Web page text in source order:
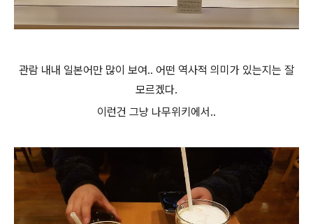
관람 내내 일본어만 많이 보여.. 어떤 역사적 의미가 있는지는 잘
모르겠다.
이런건 그냥 나무위키에서..